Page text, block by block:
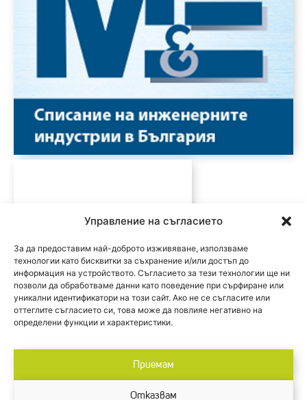
Управление на съгласието
За да предоставим най-доброто изживяване, използваме
технологии като бисквитки за съхранение и/или достъп до
информация на устройството. Съгласието за тези технологии ще ни
позволи да обработваме данни като поведение при сърфиране или
уникални идентификатори на този сайт. Ако не се съгласите или
оттеглите съгласието си, това може да повлияе негативно на
определени функции и характеристики.
Приемам
Отказвам